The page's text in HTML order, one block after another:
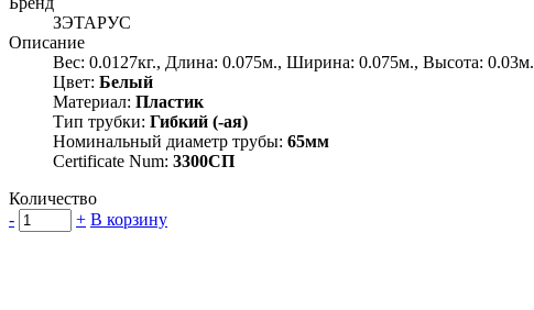
ЗЭТАРУС
Описание
Вес: 0.0127кг., Длина: 0.075м., Ширина: 0.075м., Высота: 0.03м.
Цвет: Белый
Материал: Пластик
Тип трубки: Гибкий (-ая)
Номинальный диаметр трубы: 65мм
Certificate Num: 3300СП
Количество
-
+ В корзину